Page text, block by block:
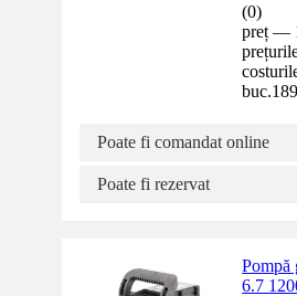
(0)
preț —
buc.
Poate fi comandat online
Poate fi rezervat
6.7